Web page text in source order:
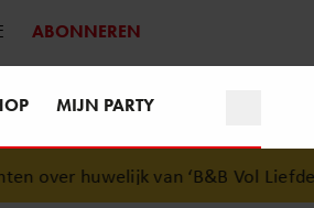
ABONNEREN
MIJN PARTY
huwelijk van ‘B&B Vol Liefde’-